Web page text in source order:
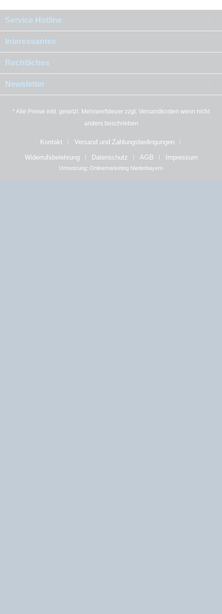
Service Hotline
Interessantes
Rechtliches
Newsletter
* Alle Preise inkl. gesetzl. Mehrwertsteuer zzgl. Versandkosten wenn nicht
anders beschrieben
Kontakt Versand und Zahlungsbedingungen
Widerrufsbelehrung Datenschutz AGB Impressum
Umsetzung: Onlinemarketing Niederbayern